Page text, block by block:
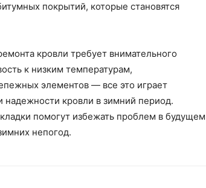
покрытий, которые становятся
кровли требует внимательного
к низким температурам,
элементов — все это играет
кровли в зимний период.
помогут избежать проблем в будущем
непогод.